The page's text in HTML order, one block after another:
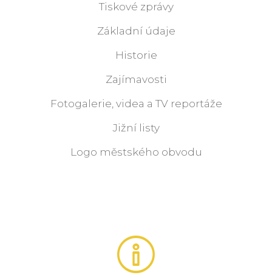
Tiskové zprávy
Základní údaje
Historie
Zajímavosti
Fotogalerie, videa a TV reportáže
Jižní listy
Logo městského obvodu